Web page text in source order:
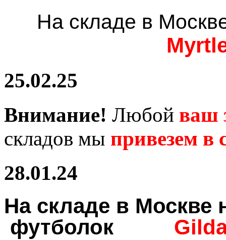
На складе в
25.02.25
Внимание! Любой ваш
складов мы привезем в
28.01.24
На складе в
футболок